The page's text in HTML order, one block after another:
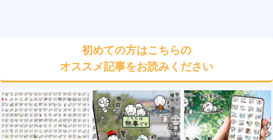
初めての方はこちらの
オススメ記事をお読みください